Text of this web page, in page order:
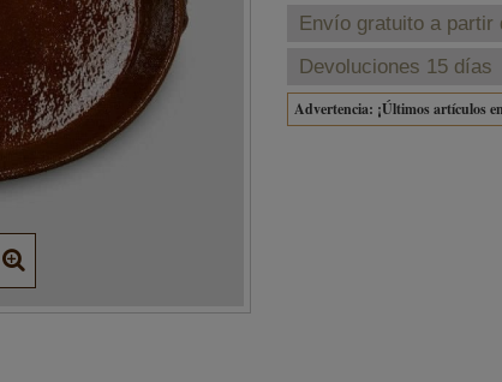
Envío gratuito a partir
Devoluciones 15 días
Advertencia: ¡Últimos artículos